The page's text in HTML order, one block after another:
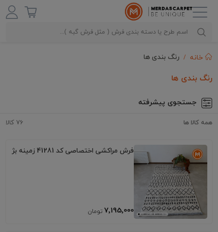
خانه رنگ بندی ها
رنگ بندی ها
جستجوی پیشرفته
همه کالا ها 76 کالا
فرش مراکشی اختصاصی کد 41281 زمینه بژ
7٬195٬000